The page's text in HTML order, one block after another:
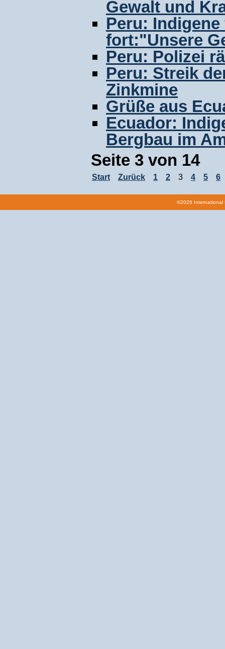
Gewalt und
Peru:
fort:"Unsere
Peru: Polizei
Peru: Streik
Zinkmine
Grüße aus
Ecuador:
Bergbau im
Seite 3 von 14
Start Zurück 1 2 3 4 5 6
©2026 International